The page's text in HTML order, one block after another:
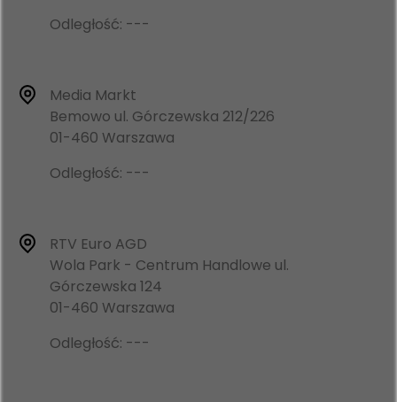
Odległość: ---
Media Markt
Bemowo ul. Górczewska 212/226
01-460 Warszawa
Odległość: ---
RTV Euro AGD
Wola Park - Centrum Handlowe ul.
Górczewska 124
01-460 Warszawa
Odległość: ---